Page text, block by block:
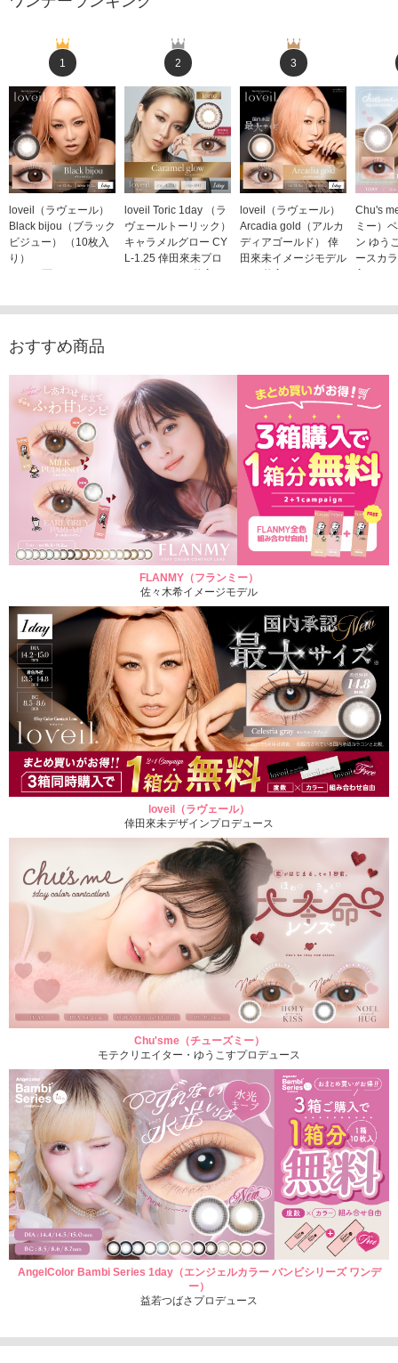
1
loveil（ラヴェール）
Black bijou（ブラック
ビジュー） （10枚入
り）
1,760円
2
loveil Toric 1day （ラ
ヴェールトーリック）
キャラメルグロー CY
L-1.25 倖田來未プロ
デュース （10枚入
1,760円(税込)
3
loveil（ラヴェール）
Arcadia gold（アルカ
ディアゴールド） 倖
田來未イメージモデル
（10枚入り）
Chu's
ミー）
ン ゆう
ースカ
入り）
おすすめ商品
FLANMY（フランミー）
佐々木希イメージモデル
loveil（ラヴェール）
倖田來未デザインプロデュース
Chu'sme（チューズミー）
モテクリエイター・ゆうこすプロデュース
AngelColor Bambi Series 1day（エンジェルカラー バンビシリーズ ワンデ
ー）
益若つばさプロデュース